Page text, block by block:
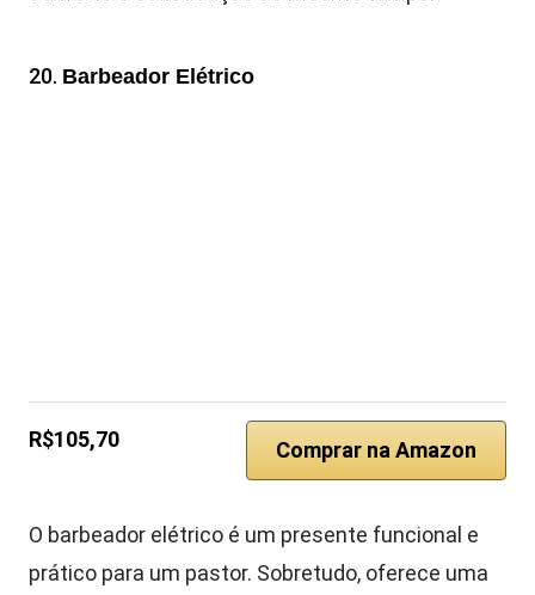
20. Barbeador Elétrico
R$105,70 Comprar na Amazon
O barbeador elétrico é um presente funcional e
prático para um pastor. Sobretudo, oferece uma